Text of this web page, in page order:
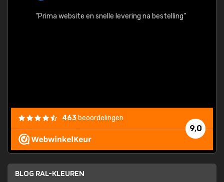
"Prima website en snelle levering na bestelling"
9,0
463 beoordelingen
BLOG RAL-KLEUREN